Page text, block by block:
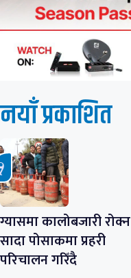
नयाँ प्रकाशित
ग्यासमा कालोबजारी रोक्न
सादा पोसाकमा प्रहरी
परिचालन गरिँदै